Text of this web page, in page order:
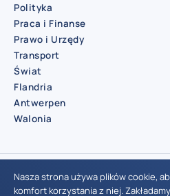
Polityka
Praca i Finanse
Prawo i Urzędy
Transport
Świat
Flandria
Antwerpen
Walonia
© Aktualnosci.be – All Right
Nasza strona używa plików cookie,
komfort korzystania z niej.